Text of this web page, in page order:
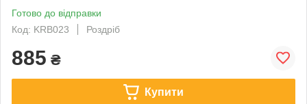
Готово до відправки
Код: KRB023
Роздріб
885 ₴
Купити